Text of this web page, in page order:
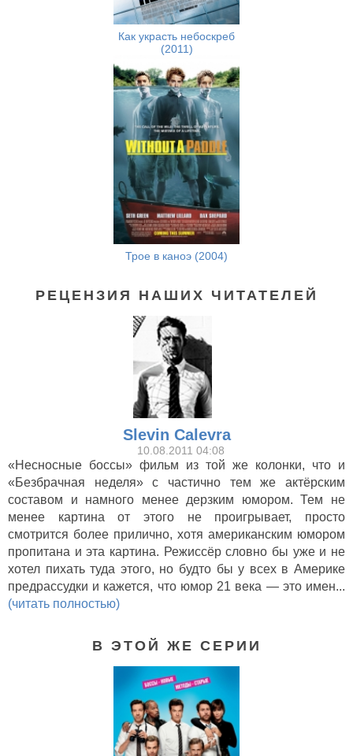
Как украсть небоскреб
(2011)
Трое в каноэ (2004)
РЕЦЕНЗИЯ НАШИХ ЧИТАТЕЛЕЙ
Slevin Calevra
10.08.2011 04:08
«Несносные боссы» фильм из той же колонки, что и
«Безбрачная неделя» с частично тем же актёрским
составом и намного менее дерзким юмором. Тем не
менее картина от этого не проигрывает, просто
смотрится более прилично, хотя американским юмором
пропитана и эта картина. Режиссёр словно бы уже и не
хотел пихать туда этого, но будто бы у всех в Америке
предрассудки и кажется, что юмор 21 века — это имен...
(читать полностью)
В ЭТОЙ ЖЕ СЕРИИ